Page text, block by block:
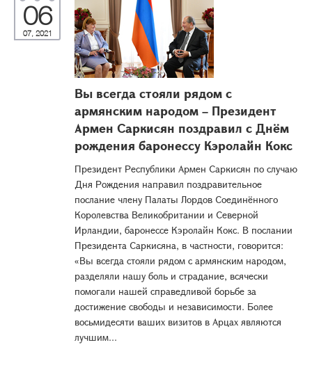
06
07, 2021
Вы всегда стояли рядом с
армянским народом – Президент
Армен Саркисян поздравил с Днём
рождения баронессу Кэролайн Кокс
Президент Республики Армен Саркисян по случаю
Дня Рождения направил поздравительное
послание члену Палаты Лордов Соединённого
Королевства Великобритании и Северной
Ирландии, баронессе Кэролайн Кокс. В послании
Президента Саркисяна, в частности, говорится:
«Вы всегда стояли рядом с армянским народом,
разделяли нашу боль и страдание, всячески
помогали нашей справедливой борьбе за
достижение свободы и независимости. Более
восьмидесяти ваших визитов в Арцах являются
лучшим...